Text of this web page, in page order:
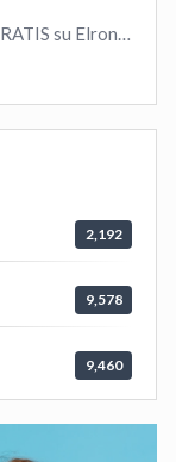
Come ottenere MEX Token GRATIS su Elrond ?
2,192
9,578
9,460